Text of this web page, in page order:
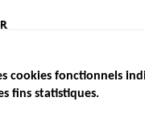
cookies fonctionnels
fins statistiques.